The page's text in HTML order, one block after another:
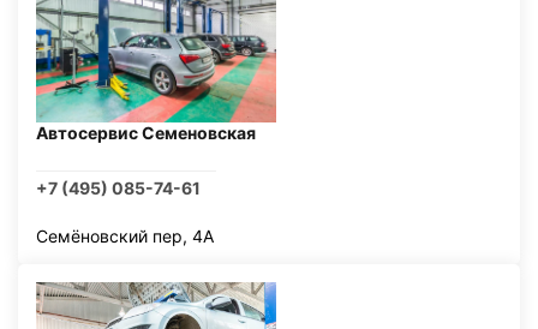
Автосервис Семеновская
+7 (495) 085-74-61
Семёновский пер, 4А